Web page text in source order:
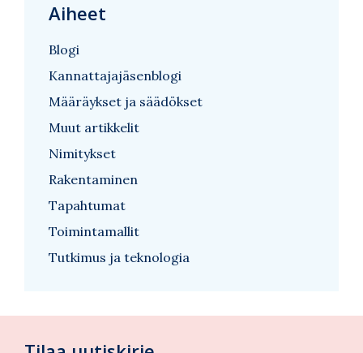
Aiheet
Blogi
Kannattajajäsenblogi
Määräykset ja säädökset
Muut artikkelit
Nimitykset
Rakentaminen
Tapahtumat
Toimintamallit
Tutkimus ja teknologia